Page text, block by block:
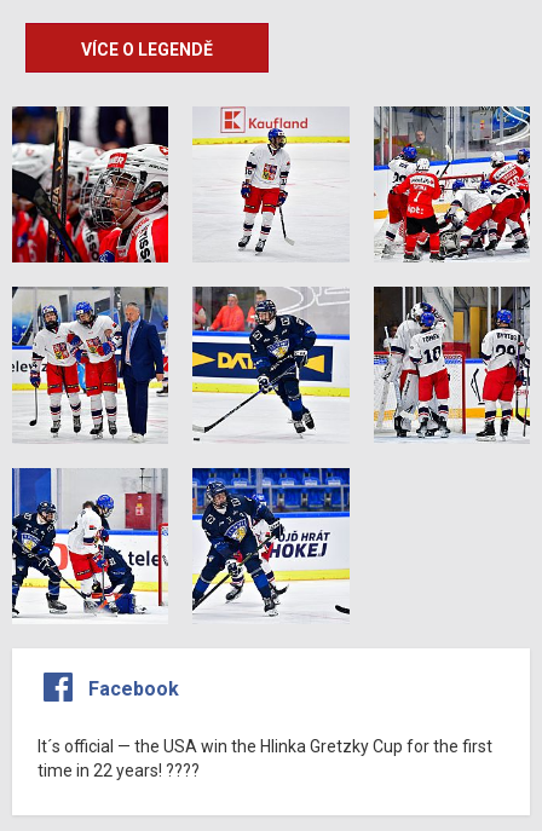
VÍCE O LEGENDĚ
Facebook
It´s official — the USA win the Hlinka Gretzky Cup for the first
time in 22 years! ????